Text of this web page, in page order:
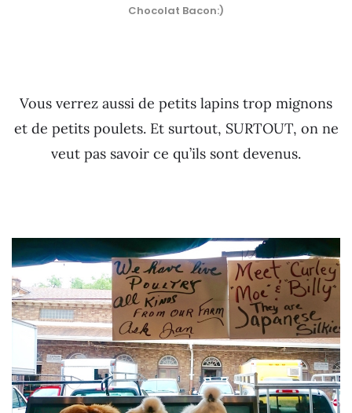
Chocolat Bacon:)
Vous verrez aussi de petits lapins trop mignons
et de petits poulets. Et surtout, SURTOUT, on ne
veut pas savoir ce qu’ils sont devenus.